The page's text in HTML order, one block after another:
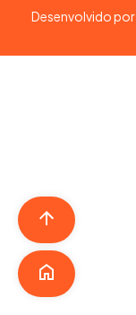
Desenvolvido por